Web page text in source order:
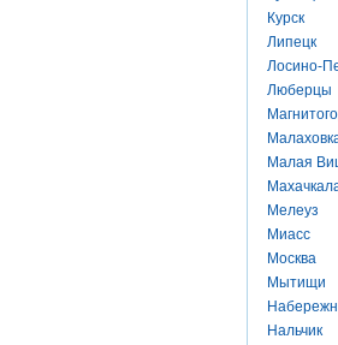
Курск
Липецк
Лосино-
Люберцы
Малая
Мелеуз
Миасс
Москва
Мытищи
Нальчик